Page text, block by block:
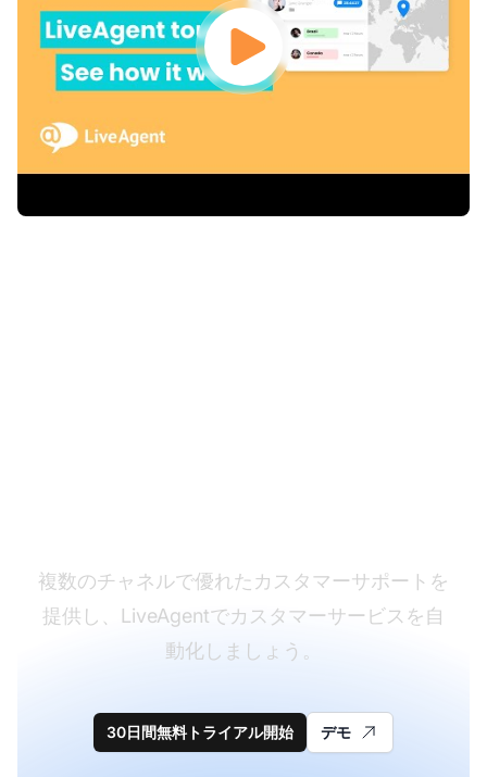
複数のチャネルで優れたカスタマーサポートを
提供し、LiveAgentでカスタマーサービスを自
動化しましょう。
30日間無料トライアル開始 デモ